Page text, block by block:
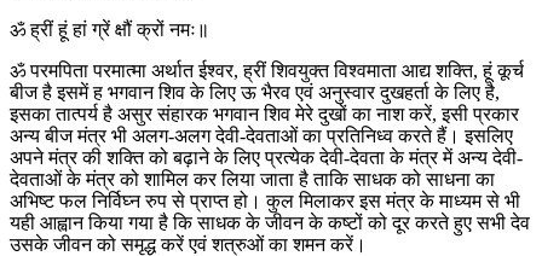
ॐ ह्रीं हूं हां ग्रें क्षौं क्रों नमः॥
ॐ परमपिता परमात्मा अर्थात ईश्वर, ह्रीं शिवयुक्त विश्वमाता आद्य शक्ति, हूं कूर्च
बीज है इसमें ह भगवान शिव के लिए ऊ भैरव एवं अनुस्वार दुखहर्ता के लिए है,
इसका तात्पर्य है असुर संहारक भगवान शिव मेरे दुखों का नाश करें, इसी प्रकार
अन्य बीज मंत्र भी अलग-अलग देवी-देवताओं का प्रतिनिध्व करते हैं। इसलिए
अपने मंत्र की शक्ति को बढ़ाने के लिए प्रत्येक देवी-देवता के मंत्र में अन्य देवी-
देवताओं के मंत्र को शामिल कर लिया जाता है ताकि साधक को साधना का
अभिष्ट फल निर्विघ्न रुप से प्राप्त हो। कुल मिलाकर इस मंत्र के माध्यम से भी
यही आह्वान किया गया है कि साधक के जीवन के कष्टों को दूर करते हुए सभी देव
उसके जीवन को समृद्ध करें एवं शत्रुओं का शमन करें।